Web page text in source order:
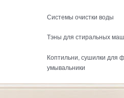
Системы очистки воды
Тэны для стиральных
Коптильни, сушилки для
умывальники